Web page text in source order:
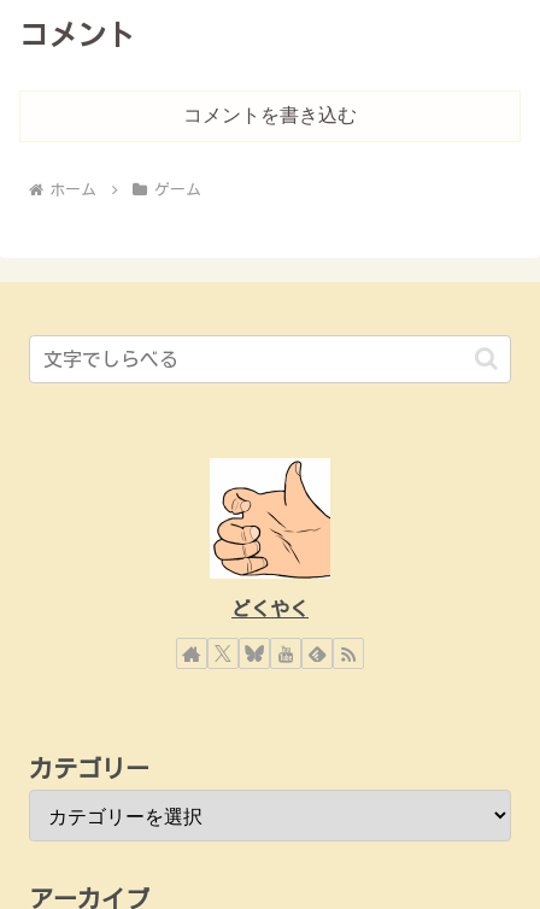
コメント
コメントを書き込む
ホーム ゲーム
どくやく
カテゴリー
アーカイブ